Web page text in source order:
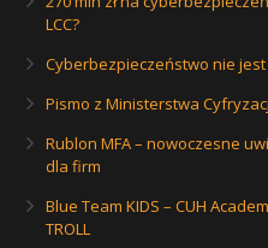
LCC?
Cyberbezpieczeństwo nie jest
Pismo z Ministerstwa
Rublon MFA – nowoczesne
dla firm
Blue Team KIDS – CUH
TROLL